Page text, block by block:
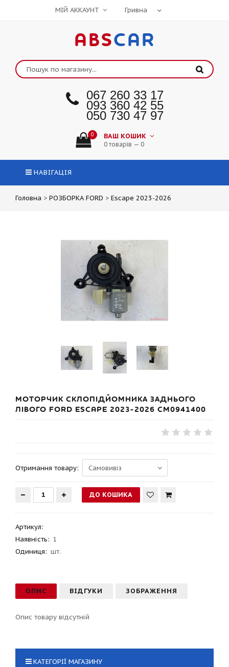
МІЙ АККАУНТ
ABSCAR
067 260 33 17
093 360 42 55
050 730 47 97
0 ВАШ КОШИК
0 товарів — 0
НАВІГАЦІЯ
Головна > РОЗБОРКА FORD > Escape 2023-2026
МОТОРЧИК СКЛОПІДЙОМНИКА ЗАДНЬОГО
ЛІВОГО FORD ESCAPE 2023-2026 CM0941400
Отримання товару:
Артикул:
Наявність: 1
Одиниця: шт.
ОПИС ВІДГУКИ ЗОБРАЖЕННЯ
Опис товару відсутній
КАТЕГОРІЇ МАГАЗИНУ